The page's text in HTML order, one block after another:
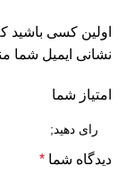
اولین کسی باشید که
نشانی ایمیل شما
امتیاز شما
دیدگاه شما *